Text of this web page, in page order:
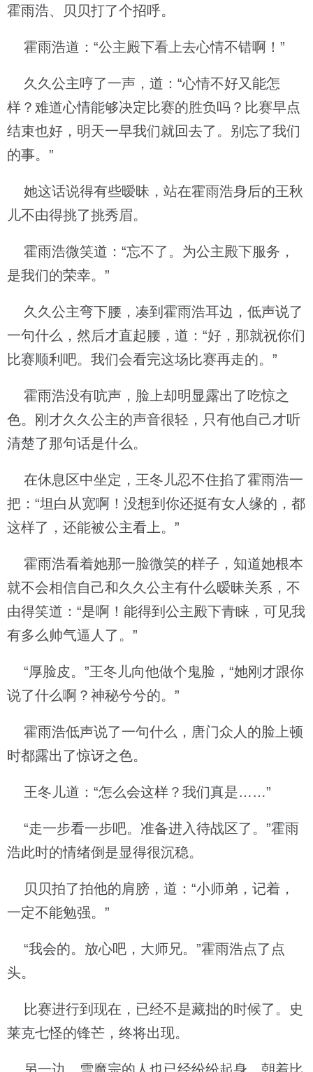
霍雨浩、贝贝打了个招呼。
霍雨浩道：“公主殿下看上去心情不错啊！”
久久公主哼了一声，道：“心情不好又能怎
样？难道心情能够决定比赛的胜负吗？比赛早点
结束也好，明天一早我们就回去了。别忘了我们
的事。”
她这话说得有些暧昧，站在霍雨浩身后的王秋
儿不由得挑了挑秀眉。
霍雨浩微笑道：“忘不了。为公主殿下服务，
是我们的荣幸。”
久久公主弯下腰，凑到霍雨浩耳边，低声说了
一句什么，然后才直起腰，道：“好，那就祝你们
比赛顺利吧。我们会看完这场比赛再走的。”
霍雨浩没有吭声，脸上却明显露出了吃惊之
色。刚才久久公主的声音很轻，只有他自己才听
清楚了那句话是什么。
在休息区中坐定，王冬儿忍不住掐了霍雨浩一
把：“坦白从宽啊！没想到你还挺有女人缘的，都
这样了，还能被公主看上。”
霍雨浩看着她那一脸微笑的样子，知道她根本
就不会相信自己和久久公主有什么暧昧关系，不
由得笑道：“是啊！能得到公主殿下青睐，可见我
有多么帅气逼人了。”
“厚脸皮。”王冬儿向他做个鬼脸，“她刚才跟你
说了什么啊？神秘兮兮的。”
霍雨浩低声说了一句什么，唐门众人的脸上顿
时都露出了惊讶之色。
王冬儿道：“怎么会这样？我们真是……”
“走一步看一步吧。准备进入待战区了。”霍雨
浩此时的情绪倒是显得很沉稳。
贝贝拍了拍他的肩膀，道：“小师弟，记着，
一定不能勉强。”
“我会的。放心吧，大师兄。”霍雨浩点了点
头。
比赛进行到现在，已经不是藏拙的时候了。史
莱克七怪的锋芒，终将出现。